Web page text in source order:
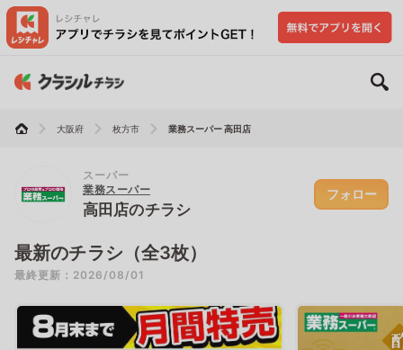
大阪府 枚方市 業務スーパー 高田店
スーパー
業務スーパー
高田店のチラシ
フォロー
最新のチラシ（全3枚）
最終更新：2026/08/01